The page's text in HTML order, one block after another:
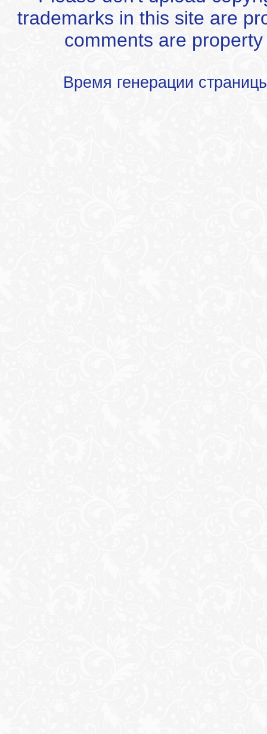
trademarks in this site are
comments are
Время генерации